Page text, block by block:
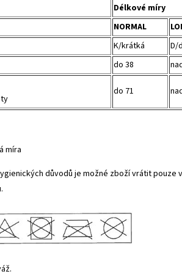
Délkové míry
NORMAL
K/krátká
D/
do 38
do 71
míra
důvodů je možné zboží vrátit pouze